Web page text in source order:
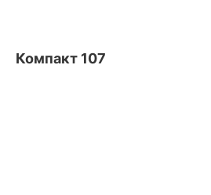
Компакт 107